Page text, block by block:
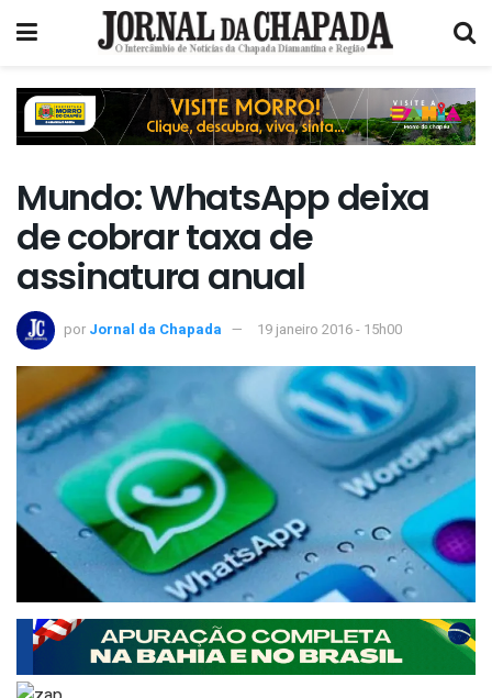
Mundo: WhatsApp deixa
de cobrar taxa de
assinatura anual
por Jornal da Chapada 19 janeiro 2016 - 15h00